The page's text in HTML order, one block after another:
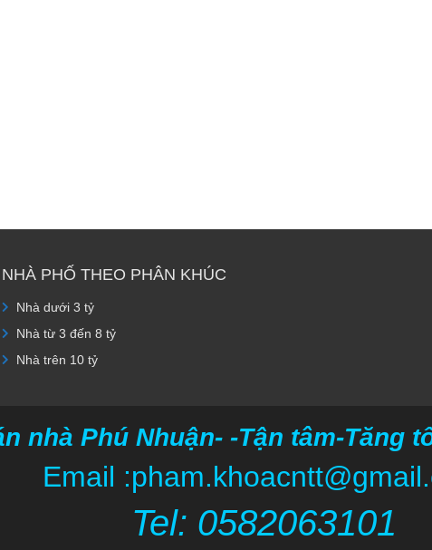
NHÀ PHỐ THEO PHÂN KHÚC
Nhà dưới 3 tỷ
Nhà từ 3 đến 8 tỷ
Nhà trên 10 tỷ
nhà Phú Nhuận- -Tận tâm-Tăng
Email
Tel: 0582063101